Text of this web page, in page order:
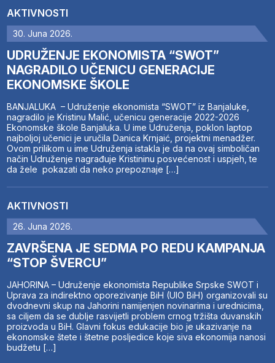
AKTIVNOSTI
30. Juna 2026.
UDRUŽENJE EKONOMISTA “SWOT”
NAGRADILO UČENICU GENERACIJE
EKONOMSKE ŠKOLE
BANJALUKA – Udruženje ekonomista “SWOT” iz Banjaluke,
nagradilo je Kristinu Malić, učenicu generacije 2022-2026
Ekonomske škole Banjaluka. U ime Udruženja, poklon laptop
najboljoj učenici je uručila Danica Krnjaić, projektni menadžer.
Ovom prilikom u ime Udruženja istakla je da na ovaj simboličan
način Udruženje nagrađuje Kristininu posvećenost i uspjeh, te
da žele pokazati da neko prepoznaje […]
AKTIVNOSTI
26. Juna 2026.
ZAVRŠENA JE SEDMA PO REDU KAMPANJA
“STOP ŠVERCU”
JAHORINA – Udruženje ekonomista Republike Srpske SWOT i
Uprava za indirektno oporezivanje BiH (UIO BiH) organizovali su
dvodnevni skup na Jahorini namijenjen novinarima i urednicima,
sa ciljem da se dublje rasvijetli problem crnog tržišta duvanskih
proizvoda u BiH. Glavni fokus edukacije bio je ukazivanje na
ekonomske štete i štetne posljedice koje siva ekonomija nanosi
budžetu […]